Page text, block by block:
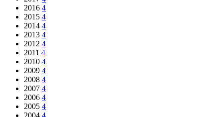
2016 4
2015 4
2014 4
2013 4
2012 4
2011 4
2010 4
2009 4
2008 4
2007 4
2006 4
2005 4
2004 4